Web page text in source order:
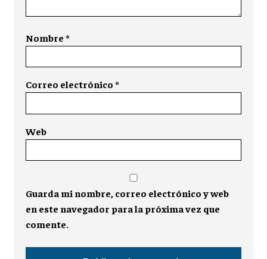
Nombre*
Correo electrónico*
Web
Guarda mi nombre, correo electrónico y web
en este navegador para la próxima vez que
comente.